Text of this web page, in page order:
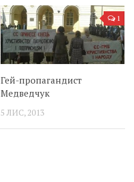
1
Гей-пропагандист
Медведчук
5 ЛИС, 2013